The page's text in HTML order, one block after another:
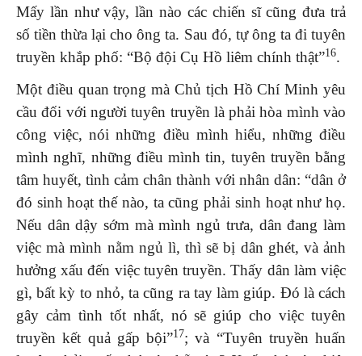
Mấy lần như vậy, lần nào các chiến sĩ cũng đưa trả
số tiền thừa lại cho ông ta. Sau đó, tự ông ta đi tuyên
truyền khắp phố: “Bộ đội Cụ Hồ liêm chính thật”16.
Một điều quan trọng mà Chủ tịch Hồ Chí Minh yêu
cầu đối với người tuyên truyền là phải hòa mình vào
công việc, nói những điều mình hiểu, những điều
mình nghĩ, những điều mình tin, tuyên truyền bằng
tâm huyết, tình cảm chân thành với nhân dân: “dân ở
đó sinh hoạt thế nào, ta cũng phải sinh hoạt như họ.
Nếu dân dậy sớm mà mình ngủ trưa, dân đang làm
việc mà mình nằm ngủ lì, thì sẽ bị dân ghét, và ảnh
hưởng xấu đến việc tuyên truyền. Thấy dân làm việc
gì, bất kỳ to nhỏ, ta cũng ra tay làm giúp. Đó là cách
gây cảm tình tốt nhất, nó sẽ giúp cho việc tuyên
truyền kết quả gấp bội”17; và “Tuyên truyền huấn